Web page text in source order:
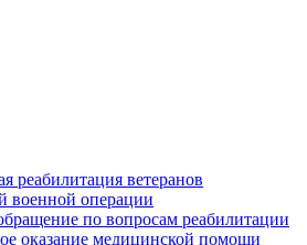
реабилитация ветеранов
военной операции
по вопросам реабилитации
оказание медицинской помощи